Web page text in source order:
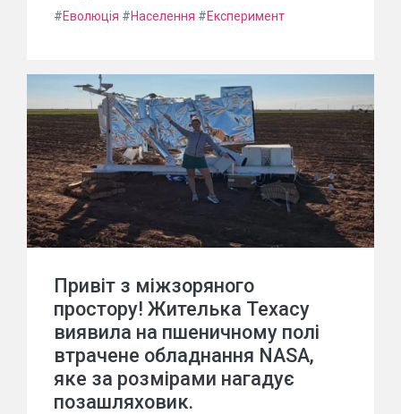
#Еволюція #Населення #Експеримент
Привіт з міжзоряного
простору! Жителька Техасу
виявила на пшеничному полі
втрачене обладнання NASA,
яке за розмірами нагадує
позашляховик.